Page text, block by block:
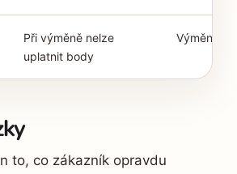
Při výměně nelze
uplatnit body
Výměna
to, co zákazník opravdu